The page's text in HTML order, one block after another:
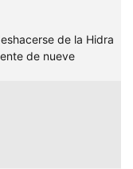
de la Hidra
de nueve